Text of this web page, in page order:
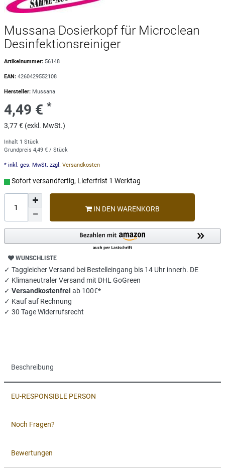
Mussana Dosierkopf für Microclean
Desinfektionsreiniger
Artikelnummer: 56148
EAN: 4260429552108
Hersteller: Mussana
4,49 € *
3,77 € (exkl. MwSt.)
Inhalt 1 Stück
Grundpreis 4,49 € / Stück
* inkl. ges. MwSt. zzgl. Versandkosten
Sofort versandfertig, Lieferfrist 1 Werktag
IN DEN WARENKORB
WUNSCHLISTE
✓ Taggleicher Versand bei Bestelleingang bis 14 Uhr innerh. DE
✓ Klimaneutraler Versand mit DHL GoGreen
✓ Versandkostenfrei ab 100€*
✓ Kauf auf Rechnung
✓ 30 Tage Widerrufsrecht
Beschreibung
EU-RESPONSIBLE PERSON
Noch Fragen?
Bewertungen